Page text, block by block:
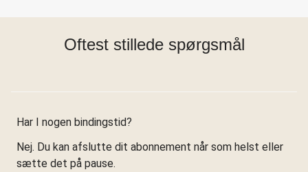
Oftest stillede spørgsmål
Har I nogen bindingstid?
Nej. Du kan afslutte dit abonnement når som helst eller
sætte det på pause.